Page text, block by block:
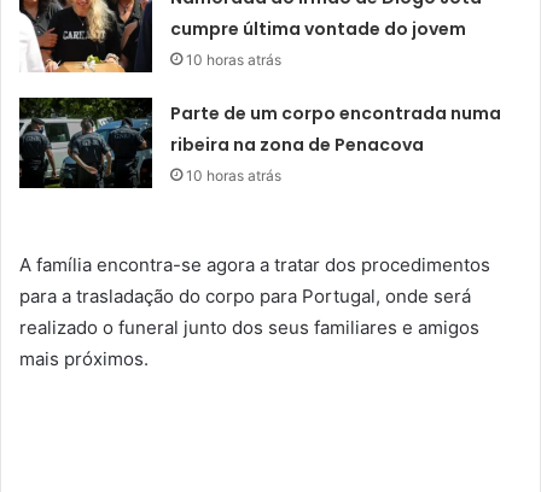
cumpre última vontade do jovem
10 horas atrás
Parte de um corpo encontrada numa
ribeira na zona de Penacova
10 horas atrás
A família encontra-se agora a tratar dos procedimentos
para a trasladação do corpo para Portugal, onde será
realizado o funeral junto dos seus familiares e amigos
mais próximos.